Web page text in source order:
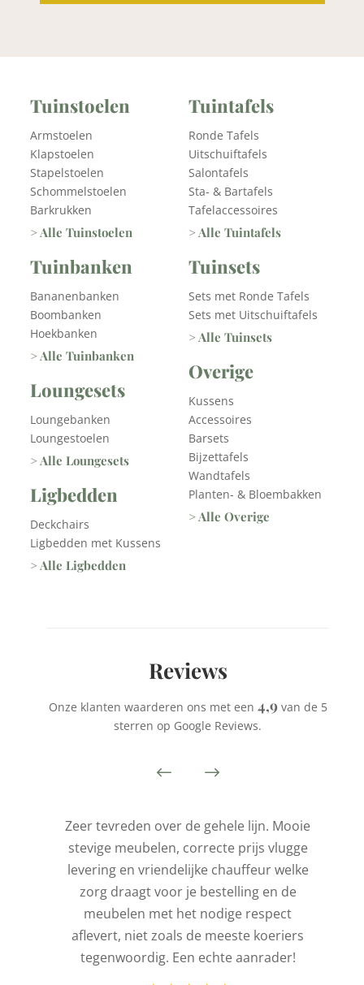
Tuinstoelen
Armstoelen
Klapstoelen
Stapelstoelen
Schommelstoelen
Barkrukken
> Alle Tuinstoelen
Tuinbanken
Bananenbanken
Boombanken
Hoekbanken
> Alle Tuinbanken
Loungesets
Loungebanken
Loungestoelen
> Alle Loungesets
Ligbedden
Deckchairs
Ligbedden met Kussens
> Alle Ligbedden
Tuintafels
Ronde Tafels
Uitschuiftafels
Salontafels
Sta- & Bartafels
Tafelaccessoires
> Alle Tuintafels
Tuinsets
Sets met Ronde Tafels
Sets met Uitschuiftafels
> Alle Tuinsets
Overige
Kussens
Accessoires
Barsets
Bijzettafels
Wandtafels
Planten- & Bloembakken
> Alle Overige
Reviews
Onze klanten waarderen ons met een 4,9van de 5
sterren op Google Reviews.
Zeer tevreden over de gehele lijn. Mooie
stevige meubelen, correcte prijs vlugge
levering en vriendelijke chauffeur welke
zorg draagt voor je bestelling en de
meubelen met het nodige respect
aflevert, niet zoals de meeste koeriers
tegenwoordig. Een echte aanrader!